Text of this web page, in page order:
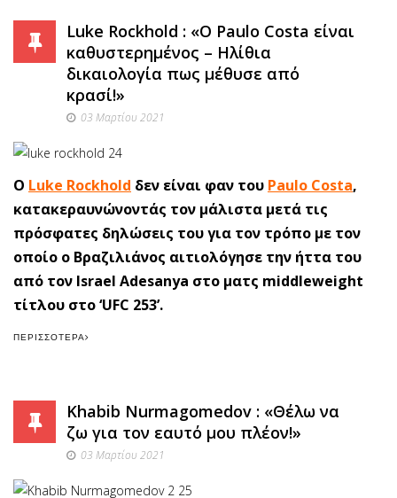
Luke Rockhold : «Ο Paulo Costa είναι
καθυστερημένος – Ηλίθια
δικαιολογία πως μέθυσε από
κρασί!»
03 Μαρτίου 2021
O Luke Rockhold δεν είναι φαν του Paulo Costa,
κατακεραυνώνοντάς τον μάλιστα μετά τις
πρόσφατες δηλώσεις του για τον τρόπο με τον
οποίο ο Βραζιλιάνος αιτιολόγησε την ήττα του
από τον Israel Adesanya στο ματς middleweight
τίτλου στο ‘UFC 253’.
ΠΕΡΙΣΣΌΤΕΡΑ
Khabib Nurmagomedov : «Θέλω να
ζω για τον εαυτό μου πλέον!»
03 Μαρτίου 2021